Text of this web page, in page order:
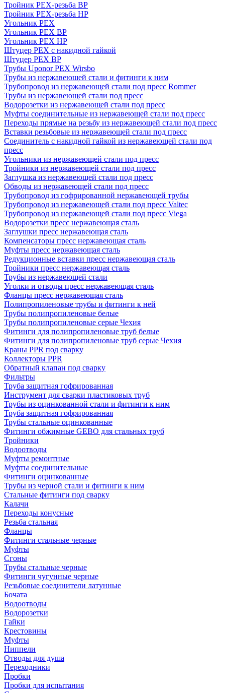
Тройник PEX-резьба ВР
Тройник PEX-резьба НР
Угольник PEX
Угольник PEX ВР
Угольник PEX НР
Штуцер PEX c накидной гайкой
Штуцер PEX ВР
Трубы Uponor PEX Wirsbo
Трубы из нержавеющей стали и фитинги к ним
Трубопровод из нержавеющей стали под пресс Rommer
Трубы из нержавеющей стали под пресс
Водорозетки из нержавеющей стали под пресс
Муфты соединительные из нержавеющей стали под пресс
Переходы прямые на резьбу из нержавеющей стали под пресс
Вставки резьбовые из нержавеющей стали под пресс
Соединитель с накидной гайкой из нержавеющей стали под
пресс
Угольники из нержавеющей стали под пресс
Тройники из нержавеющей стали под пресс
Заглушка из нержавеющей стали под пресс
Обводы из нержавеющей стали под пресс
Трубопровод из гофрированной нержавеющей трубы
Трубопровод из нержавеющей стали под пресс Valtec
Трубопровод из нержавеющей стали под пресс Viega
Водорозетки пресс нержавеющая сталь
Заглушки пресс нержавеющая сталь
Компенсаторы пресс нержавеющая сталь
Муфты пресс нержавеющая сталь
Редукционные вставки пресс нержавеющая сталь
Тройники пресс нержавеющая сталь
Трубы из нержавеющей стали
Уголки и отводы пресс нержавеющая сталь
Фланцы пресс нержавеющая сталь
Полипропиленовые трубы и фитинги к ней
Трубы полипропиленовые белые
Трубы полипропиленовые серые Чехия
Фитинги для полипропиленовые труб белые
Фитинги для полипропиленовые труб серые Чехия
Краны PPR под сварку
Коллекторы PPR
Обратный клапан под сварку
Фильтры
Труба защитная гофрированная
Инструмент для сварки пластиковых труб
Трубы из оцинкованной стали и фитинги к ним
Труба защитная гофрированная
Трубы стальные оцинкованные
Фитинги обжимные GEBO для стальных труб
Тройники
Водоотводы
Муфты ремонтные
Муфты соединительные
Фитинги оцинкованные
Трубы из черной стали и фитинги к ним
Стальные фитинги под сварку
Калачи
Переходы конусные
Резьба стальная
Фланцы
Фитинги стальные черные
Муфты
Сгоны
Трубы стальные черные
Фитинги чугунные черные
Резьбовые соединители латунные
Бочата
Водоотводы
Водорозетки
Гайки
Крестовины
Муфты
Ниппели
Отводы для душа
Переходники
Пробки
Пробки для испытания